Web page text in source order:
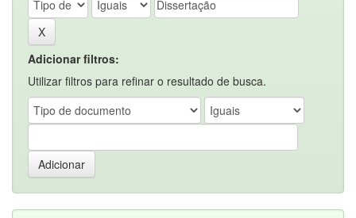
Adicionar filtros:
Utilizar filtros para refinar o resultado de busca.